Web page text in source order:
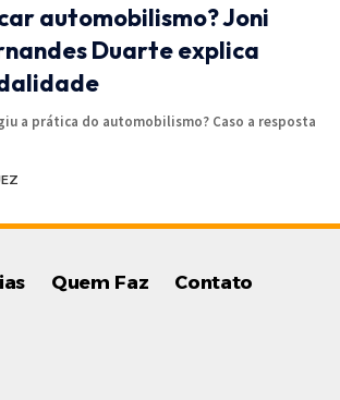
automobilismo? Joni
Duarte explica
a prática do automobilismo? Caso a resposta
Quem Faz Contato